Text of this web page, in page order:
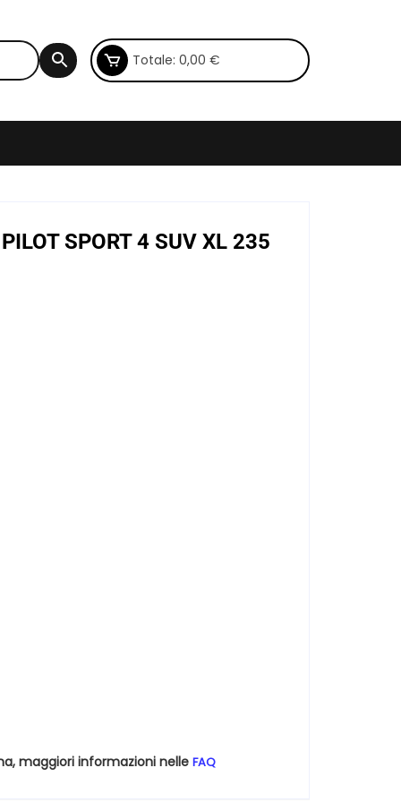
Totale: 0,00 €
SPORT 4 SUV XL 235
maggiori informazioni nelle FAQ